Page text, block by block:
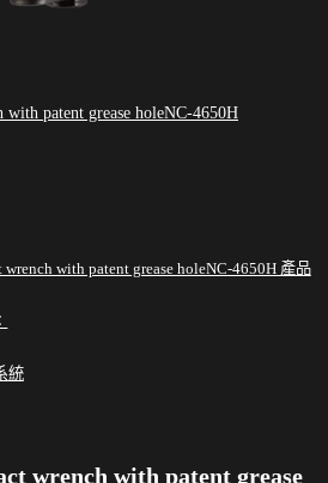
patent grease holeNC-4650H
with patent grease holeNC-4650H 產品
統
wrench with patent grease